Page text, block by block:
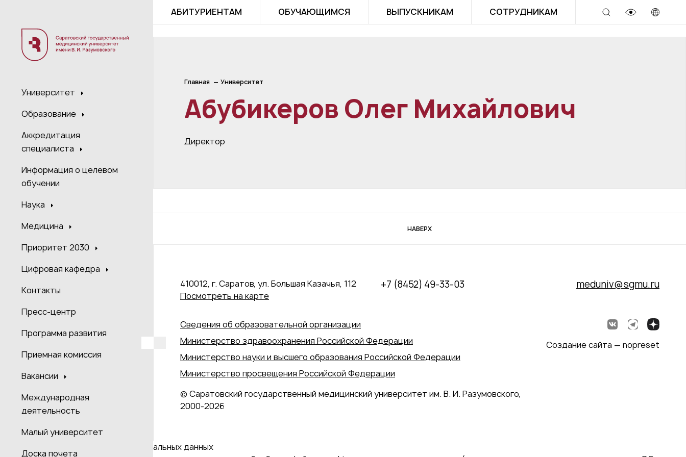
Университет
Образование
Аккредитация
специалиста
Информация о целевом
обучении
Наука
Медицина
Приоритет 2030
Цифровая кафедра
Контакты
Пресс-центр
Программа развития
Приемная комиссия
Вакансии
Международная
деятельность
Малый университет
Доска почета
АБИТУРИЕНТАМ ОБУЧАЮЩИМСЯ ВЫПУСКНИКАМ СОТРУДНИКАМ
Главная Университет
Абубикеров Олег Михайлович
Директор
НАВЕРХ
410012, г. Саратов, ул. Большая Казачья, 112
Посмотреть на карте
+7 (8452) 49-33-03 meduniv@sgmu.ru
Сведения об образовательной организации
Министерство здравоохранения Российской Федерации
Министерство науки и высшего образования Российской Федерации
Министерство просвещения Российской Федерации
© Саратовский государственный медицинский университет им. В. И. Разумовского,
2000‑2026
Создание сайта — nopreset
Даю согласие на обработку персональных данных